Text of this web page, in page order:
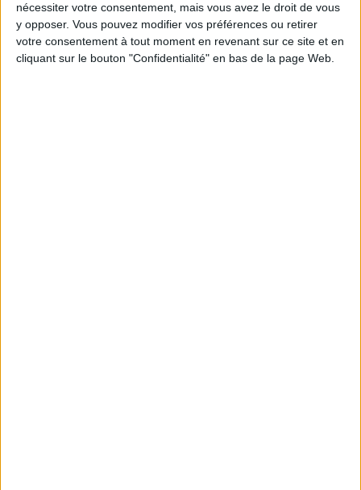
nécessiter votre consentement, mais vous avez le droit de vous
y opposer. Vous pouvez modifier vos préférences ou retirer
votre consentement à tout moment en revenant sur ce site et en
cliquant sur le bouton "Confidentialité" en bas de la page Web.
ADOPT PARFUMS IS REVOLUTIONIZING AFFORDABLE MADE-IN-FRANCE
FRAGRANCES